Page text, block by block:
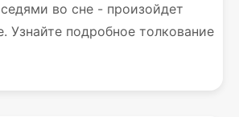
во сне - произойдет
Узнайте подробное толкование